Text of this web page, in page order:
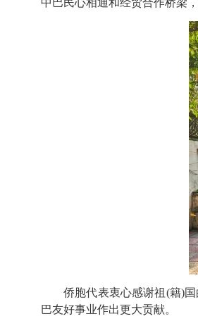
中巴民心相通和经贸合作桥梁
侨胞代表衷心感谢祖(籍)
巴友好事业作出更大贡献。